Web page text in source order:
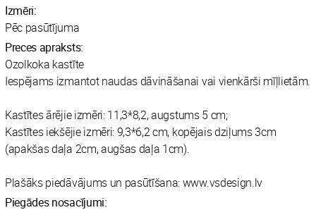
Izmēri:
Pēc pasūtījuma
Preces apraksts:
Ozolkoka kastīte
Iespējams izmantot naudas dāvināšanai vai vienkārši mīļlietām.
Kastītes ārējie izmēri: 11,3*8,2, augstums 5 cm;
Kastītes iekšējie izmēri: 9,3*6,2 cm, kopējais dziļums 3cm
(apakšas daļa 2cm, augšas daļa 1cm).
Plašāks piedāvājums un pasūtīšana: www.vsdesign.lv
Piegādes nosacījumi: